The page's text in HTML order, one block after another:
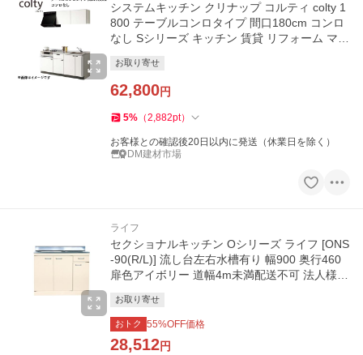
システムキッチン クリナップ コルティ colty 1
800 テーブルコンロタイプ 間口180cm コンロ
なし Sシリーズ キッチン 賃貸 リフォーム マン
お取り寄せ
62,800円
5% （2,882pt）
お客様との確認後20日以内に発送（休業日を除く）
DM建材市場
ライフ
セクショナルキッチン Oシリーズ ライフ [ONS
-90(R/L)] 流し台左右水槽有り 幅900 奥行460
扉色アイボリー 道幅4m未満配送不可 法人様限
お取り寄せ
おトク 55%OFF価格
28,512円